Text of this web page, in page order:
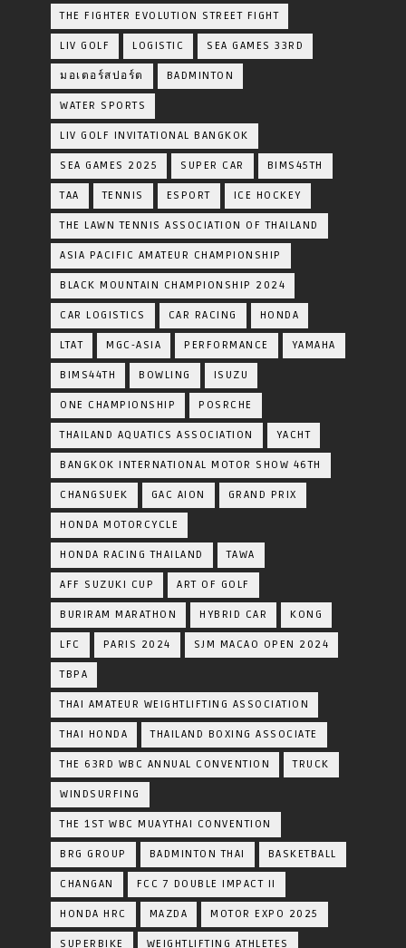
THE FIGHTER EVOLUTION STREET FIGHT
LIV GOLF LOGISTIC SEA GAMES 33RD
มอเตอร์สปอร์ต BADMINTON
WATER SPORTS
LIV GOLF INVITATIONAL BANGKOK
SEA GAMES 2025 SUPER CAR BIMS45TH
TAA TENNIS ESPORT ICE HOCKEY
THE LAWN TENNIS ASSOCIATION OF THAILAND
ASIA PACIFIC AMATEUR CHAMPIONSHIP
BLACK MOUNTAIN CHAMPIONSHIP 2024
CAR LOGISTICS CAR RACING HONDA
LTAT MGC-ASIA PERFORMANCE YAMAHA
BIMS44TH BOWLING ISUZU
ONE CHAMPIONSHIP POSRCHE
THAILAND AQUATICS ASSOCIATION YACHT
BANGKOK INTERNATIONAL MOTOR SHOW 46TH
CHANGSUEK GAC AION GRAND PRIX
HONDA MOTORCYCLE
HONDA RACING THAILAND TAWA
AFF SUZUKI CUP ART OF GOLF
BURIRAM MARATHON HYBRID CAR KONG
LFC PARIS 2024 SJM MACAO OPEN 2024
TBPA
THAI AMATEUR WEIGHTLIFTING ASSOCIATION
THAI HONDA THAILAND BOXING ASSOCIATE
THE 63RD WBC ANNUAL CONVENTION TRUCK
WINDSURFING
THE 1ST WBC MUAYTHAI CONVENTION
BRG GROUP BADMINTON THAI BASKETBALL
CHANGAN FCC 7 DOUBLE IMPACT II
HONDA HRC MAZDA MOTOR EXPO 2025
SUPERBIKE WEIGHTLIFTING ATHLETES